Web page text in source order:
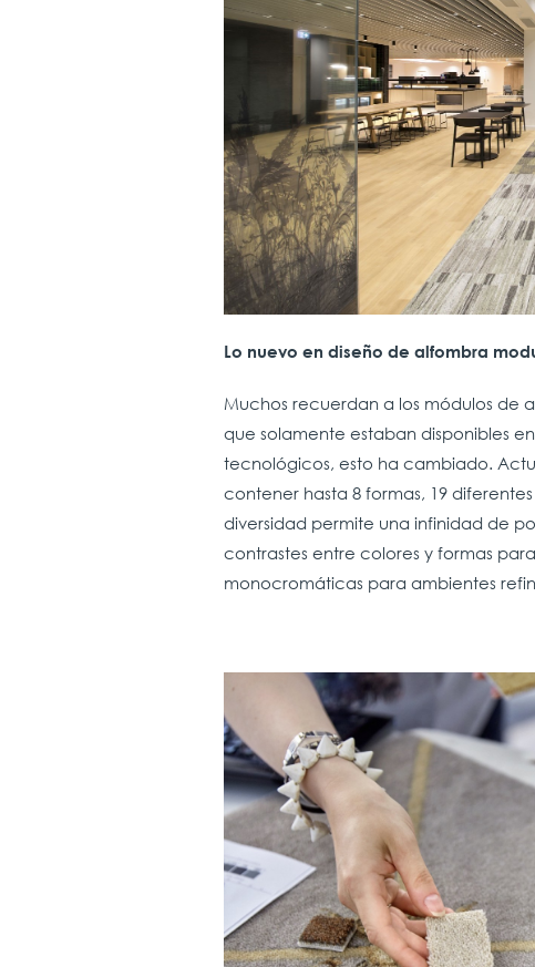
Lo nuevo en diseño de alfombra
Muchos recuerdan a los módulos de
que solamente estaban disponibles
tecnológicos, esto ha cambiado.
contener hasta 8 formas, 19
diversidad permite una infinidad de
contrastes entre colores y formas
monocromáticas para ambientes